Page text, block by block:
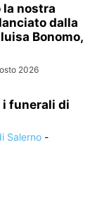
la nostra
dalla
Bonomo,
2026
i funerali di
Salerno -